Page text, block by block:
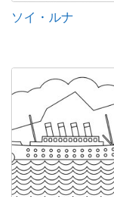
ソイ・ルナ